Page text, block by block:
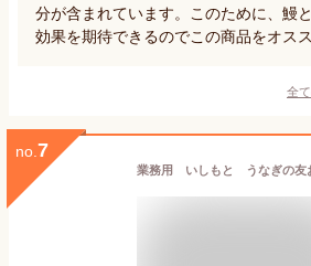
分が含まれています。このために、鰻
効果を期待できるのでこの商品をオスス
全
no. 7
業務用 いしもと うなぎの友